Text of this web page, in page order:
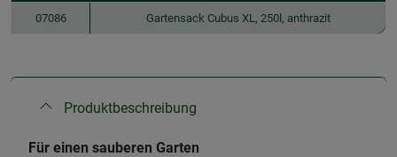
07086 Gartensack Cubus XL, 250l, anthrazit
Produktbeschreibung
Für einen sauberen Garten